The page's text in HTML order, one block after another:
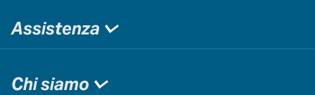
Assistenza
Chi siamo